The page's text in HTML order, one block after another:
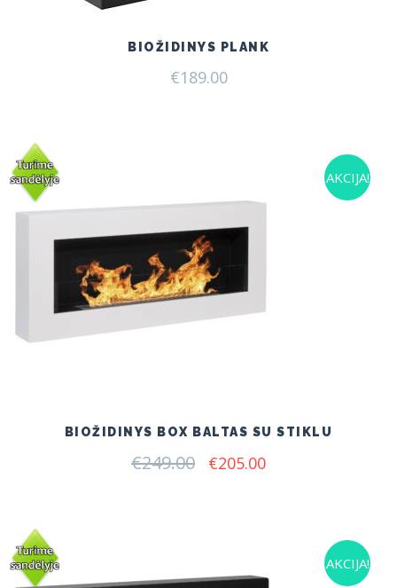
BIOŽIDINYS PLANK
€189.00
AKCIJA!
BIOŽIDINYS BOX BALTAS SU STIKLU
€249.00 Original
€205.00Current
AKCIJA!